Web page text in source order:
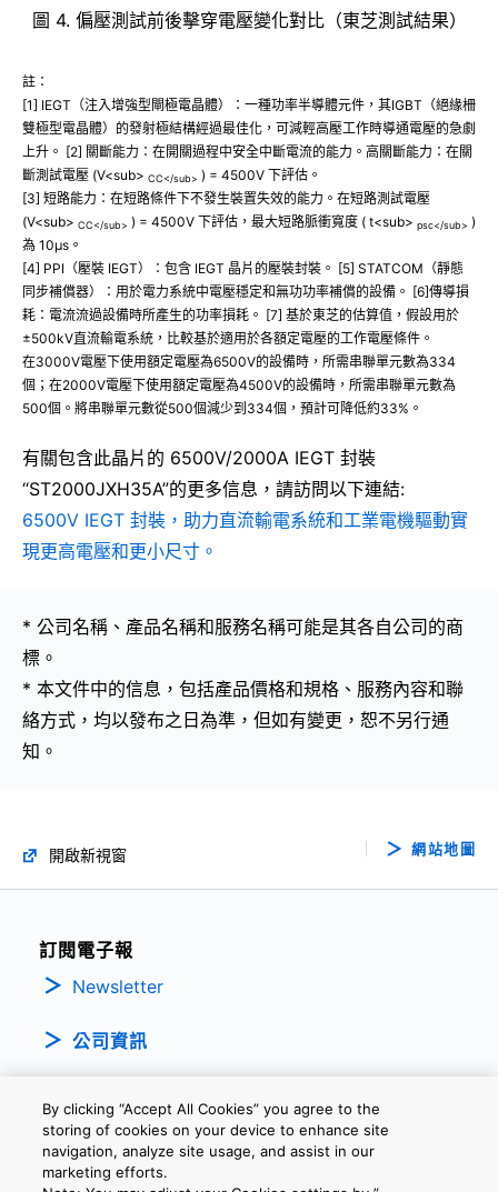
圖 4. 偏壓測試前後擊穿電壓變化對比（東芝測試結果）
註：
[1] IEGT（注入增強型閘極電晶體）：一種功率半導體元件，其IGBT（絕緣柵
雙極型電晶體）的發射極結構經過最佳化，可減輕高壓工作時導通電壓的急劇
上升。 [2] 關斷能力：在開關過程中安全中斷電流的能力。高關斷能力：在關
斷測試電壓 (V<sub> CC</sub> ) = 4500V 下評估。
[3] 短路能力：在短路條件下不發生裝置失效的能力。在短路測試電壓
(V<sub> CC</sub> ) = 4500V 下評估，最大短路脈衝寬度 ( t<sub> psc</sub> )
為 10µs。
[4] PPI（壓裝 IEGT）：包含 IEGT 晶片的壓裝封裝。 [5] STATCOM（靜態
同步補償器）：用於電力系統中電壓穩定和無功功率補償的設備。 [6]傳導損
耗：電流流過設備時所產生的功率損耗。 [7] 基於東芝的估算值，假設用於
±500kV直流輸電系統，比較基於適用於各額定電壓的工作電壓條件。
在3000V電壓下使用額定電壓為6500V的設備時，所需串聯單元數為334
個；在2000V電壓下使用額定電壓為4500V的設備時，所需串聯單元數為
500個。將串聯單元數從500個減少到334個，預計可降低約33%。
有關包含此晶片的 6500V/2000A IEGT 封裝
“ST2000JXH35A”的更多信息，請訪問以下連結:
6500V IEGT 封裝，助力直流輸電系統和工業電機驅動實
現更高電壓和更小尺寸。
* 公司名稱、產品名稱和服務名稱可能是其各自公司的商
標。
* 本文件中的信息，包括產品價格和規格、服務內容和聯
絡方式，均以發布之日為準，但如有變更，恕不另行通
知。
開啟新視窗 網站地圖
訂閱電子報
Newsletter
公司資訊
By clicking “Accept All Cookies” you agree to the
storing of cookies on your device to enhance site
navigation, analyze site usage, and assist in our
marketing efforts.